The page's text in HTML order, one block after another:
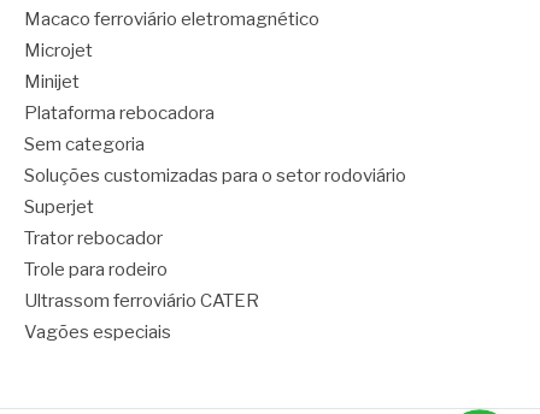
Macaco ferroviário eletromagnético
Microjet
Minijet
Plataforma rebocadora
Sem categoria
Soluções customizadas para o setor rodoviário
Superjet
Trator rebocador
Trole para rodeiro
Ultrassom ferroviário CATER
Vagões especiais